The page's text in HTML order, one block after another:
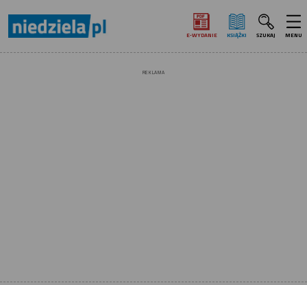
E‑WYDANIE KSIĄŻKI SZUKAJ MENU
REKLAMA